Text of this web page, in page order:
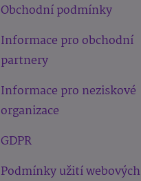
Obchodní podmínky
Informace pro obchodní
partnery
Informace pro neziskové
organizace
GDPR
Podmínky užití webových